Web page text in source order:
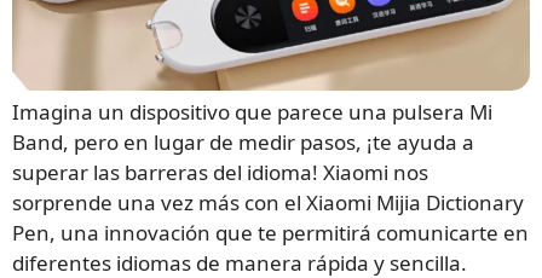
Imagina un dispositivo que parece una pulsera Mi
Band, pero en lugar de medir pasos, ¡te ayuda a
superar las barreras del idioma! Xiaomi nos
sorprende una vez más con el Xiaomi Mijia Dictionary
Pen, una innovación que te permitirá comunicarte en
diferentes idiomas de manera rápida y sencilla.